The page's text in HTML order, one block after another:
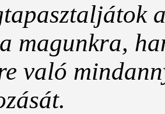
magunkra,
való